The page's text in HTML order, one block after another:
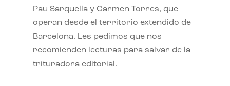
Pau Sarquella y Carmen Torres, que
operan desde el territorio extendido de
Barcelona. Les pedimos que nos
recomienden lecturas para salvar de la
trituradora editorial.